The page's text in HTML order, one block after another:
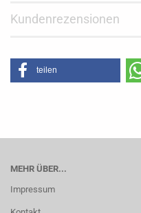
Kundenrezensionen
teilen
MEHR ÜBER...
Impressum